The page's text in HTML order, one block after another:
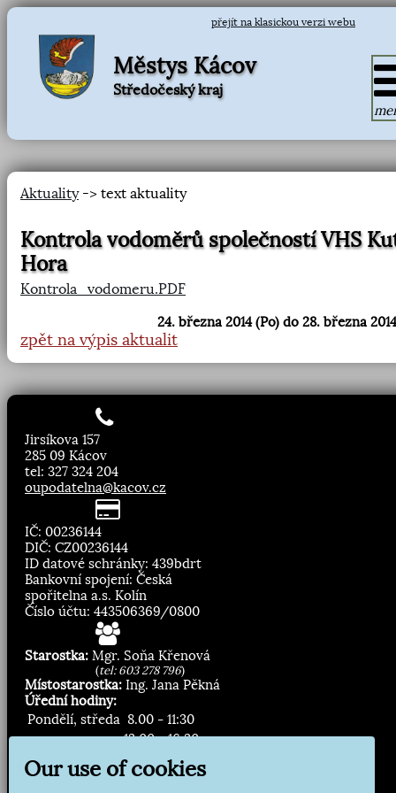
přejít na klasickou verzi webu
Městys Kácov
Středočeský kraj
Aktuality-> text aktuality
Kontrola vodoměrů společností VHS
Hora
Kontrola_vodomeru.PDF
24. března 2014 (Po) do 28. března
zpět na výpis aktualit
Jirsíkova 157
285 09 Kácov
tel: 327 324 204
oupodatelna@kacov.cz
IČ: 00236144
DIČ: CZ00236144
ID datové schránky: 439bdrt
Bankovní spojení: Česká
spořitelna a.s. Kolín
Číslo účtu: 443506369/0800
Starostka: Mgr. Soňa Křenová
(tel: 603 278 796)
Místostarostka: Ing. Jana Pěkná
Úřední hodiny:
Pondělí, středa 8.00 - 11:30
13:00 - 16:30
Our use of cookies